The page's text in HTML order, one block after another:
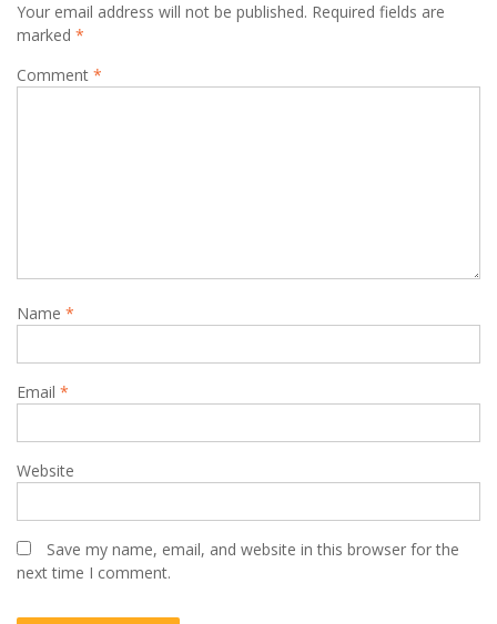
Your email address will not be published. Required fields are
marked *
Comment *
Name *
Email *
Website
Save my name, email, and website in this browser for the
next time I comment.